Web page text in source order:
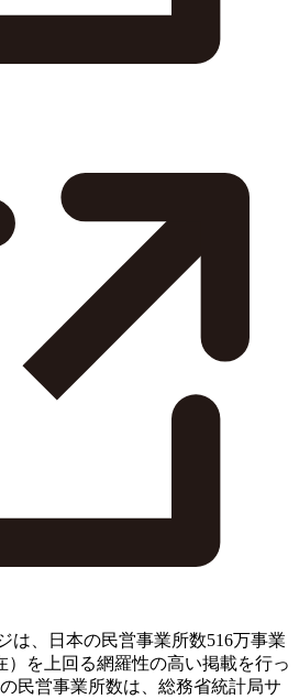
は、日本の民営事業所数516万事業
）を上回る網羅性の高い掲載を行っ
民営事業所数は、総務省統計局サ